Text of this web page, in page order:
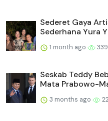
Sederet Gaya
Sederhana Yura
1 month ago 339
Seskab Teddy
Mata Prabowo-
3 months ago